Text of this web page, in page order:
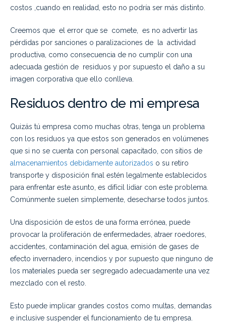
costos ,cuando en realidad, esto no podría ser más distinto.
Creemos que el error que se comete, es no advertir las
pérdidas por sanciones o paralizaciones de la actividad
productiva, como consecuencia de no cumplir con una
adecuada gestión de residuos y por supuesto el daño a su
imagen corporativa que ello conlleva.
Residuos dentro de mi empresa
Quizás tú empresa como muchas otras, tenga un problema
con los residuos ya que estos son generados en volúmenes
que si no se cuenta con personal capacitado, con sitios de
almacenamientos debidamente autorizados o su retiro
transporte y disposición final estén legalmente establecidos
para enfrentar este asunto, es difícil lidiar con este problema.
Comúnmente suelen simplemente, desecharse todos juntos.
Una disposición de estos de una forma errónea, puede
provocar la proliferación de enfermedades, atraer roedores,
accidentes, contaminación del agua, emisión de gases de
efecto invernadero, incendios y por supuesto que ninguno de
los materiales pueda ser segregado adecuadamente una vez
mezclado con el resto.
Esto puede implicar grandes costos como multas, demandas
e inclusive suspender el funcionamiento de tu empresa.